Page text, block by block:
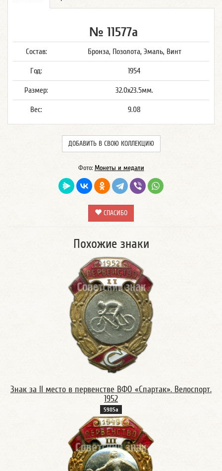
№ 11577а
Состав: Бронза, Позолота, Эмаль, Винт
Год: 1954
Размер: 32.0x23.5мм.
Вес: 9.08
ДОБАВИТЬ В СВОЮ КОЛЛЕКЦИЮ
Фото: Монеты и медали
СПАСИБО
Похожие знаки
Знак за II место в первенстве ВФО «Спартак». Велоспорт.
1952
5985a